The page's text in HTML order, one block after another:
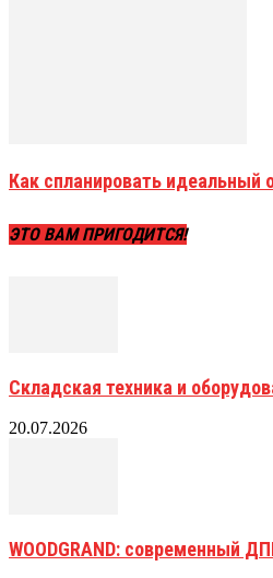
Как спланировать идеальный
ЭТО ВАМ ПРИГОДИТСЯ!
Складская техника и
20.07.2026
WOODGRAND: современный